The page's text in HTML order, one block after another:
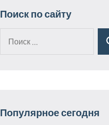
Поиск по сайту
Популярное сегодня